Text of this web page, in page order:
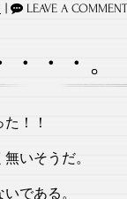
| LEAVE A
・・。
！！
いそうだ。
である。